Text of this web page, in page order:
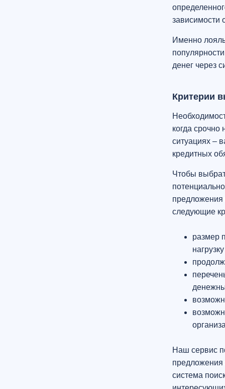
зависимости
Именно
денег через
Критерии
когда
ситуациях –
кредитных
Чтобы
предложения
следующие
размер
Наш сервис
система